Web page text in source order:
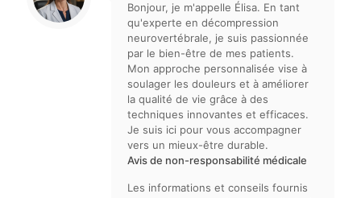
Bonjour, je m'appelle Élisa. En tant
qu'experte en décompression
neurovertébrale, je suis passionnée
par le bien-être de mes patients.
Mon approche personnalisée vise à
soulager les douleurs et à améliorer
la qualité de vie grâce à des
techniques innovantes et efficaces.
Je suis ici pour vous accompagner
vers un mieux-être durable.
Avis de non-responsabilité médicale
Les informations et conseils fournis